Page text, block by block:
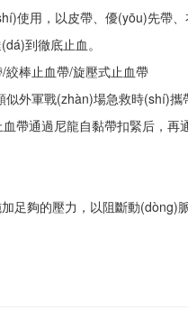
，以皮帶、優(yōu)先帶、
(dá)到徹底止血。
棒止血帶/旋壓式止血帶
軍戰(zhàn)場急救時(shí)攜帶
止血帶通過尼龍自黏帶扣緊后
的壓力，以阻斷動(dòng)脈